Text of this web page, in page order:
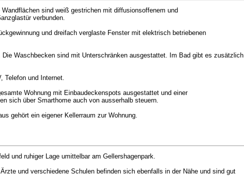
sind weiß gestrichen mit diffusionsoffenem und
verbunden.
und dreifach verglaste Fenster mit elektrisch betriebenen
Waschbecken sind mit Unterschränken ausgestattet. Im Bad gibt es zusätzlich
Telefon und Internet.
Wohnung mit Einbaudeckenspots ausgestattet und einer
sich über Smarthome auch von ausserhalb steuern.
gehört ein eigener Kellerraum zur Wohnung.
und ruhiger Lage umittelbar am Gellershagenpark.
und verschiedene Schulen befinden sich ebenfalls in der Nähe und sind gut